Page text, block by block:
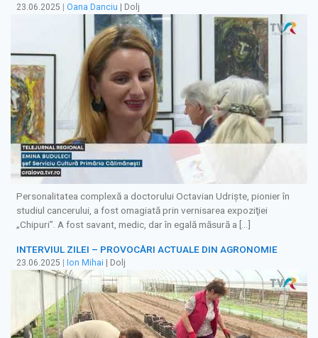
23.06.2025 Oana Danciu | Dolj
Personalitatea complexă a doctorului Octavian Udrişte, pionier în
studiul cancerului, a fost omagiată prin vernisarea expoziţiei
„Chipuri”. A fost savant, medic, dar în egală măsură a […]
INTERVIUL ZILEI – PROVOCĂRI ACTUALE DIN AGRONOMIE
23.06.2025 | Ion Mihai | Dolj